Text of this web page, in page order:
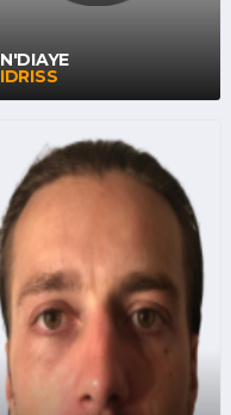
N'DIAYE
IDRISS